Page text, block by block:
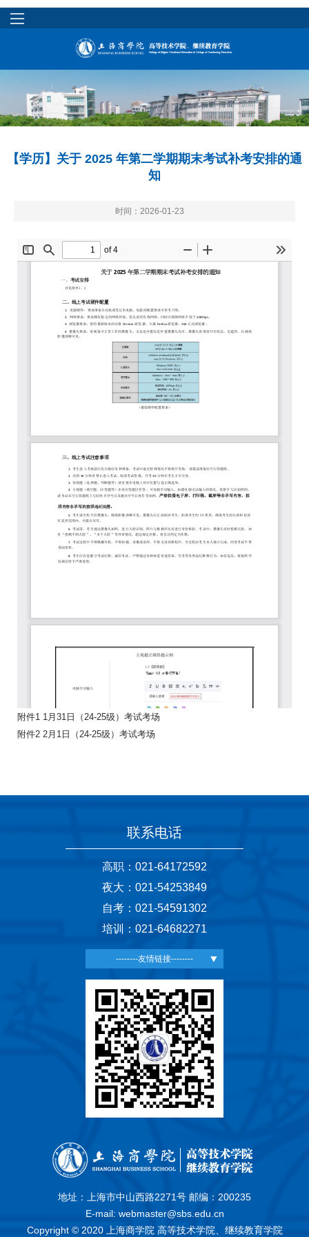
【学历】关于 2025 年第二学期期末考试补考安排的通
知
时间：2026-01-23
附件1 1月31日（24-25级）考试考场
附件2 2月1日（24-25级）考试考场
联系电话
高职：021-64172592
夜大：021-54253849
自考：021-54591302
培训：021-64682271
--------友情链接--------
地址：上海市中山西路2271号 邮编：200235
E-mail: webmaster@sbs.edu.cn
Copyright © 2020 上海商学院 高等技术学院、继续教育学院